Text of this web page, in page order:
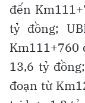
đến
tỷ đồng;
Km111+760
13,6 tỷ
đoạn từ